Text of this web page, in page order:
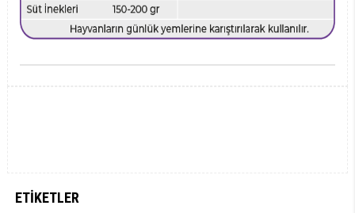
ETIKETLER